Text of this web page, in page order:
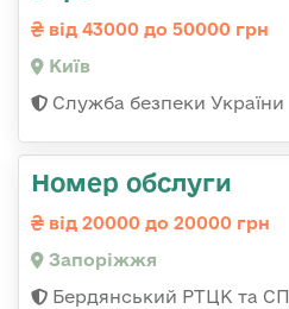
від 43000 до 50000 грн
Київ
Служба безпеки України
Номер обслуги
від 20000 до 20000 грн
Запоріжжя
Бердянський РТЦК та СП